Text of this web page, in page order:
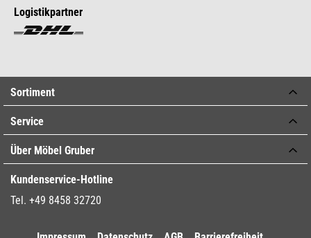
Logistikpartner
Sortiment
Service
Über Möbel Gruber
Kundenservice-Hotline
Tel. +49 8458 32720